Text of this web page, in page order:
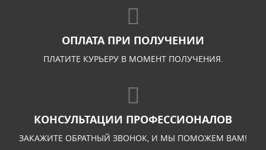
ОПЛАТА ПРИ ПОЛУЧЕНИИ
ПЛАТИТЕ КУРЬЕРУ В МОМЕНТ ПОЛУЧЕНИЯ.
КОНСУЛЬТАЦИИ ПРОФЕССИОНАЛОВ
ЗАКАЖИТЕ ОБРАТНЫЙ ЗВОНОК, И МЫ ПОМОЖЕМ ВАМ!